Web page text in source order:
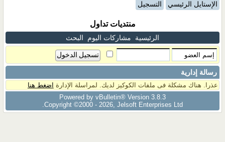
الإستايل الرئيسي التسجيل
منتديات تداول
الرئيسية مشاركات اليوم البحث
رسالة إدارية
عذرا. هناك مشكلة فى ملفات الكوكيز لديك. لمراسلة الإدارة اضغط هنا
Powered by vBulletin® Version 3.8.3
Copyright ©2000 - 2026, Jelsoft Enterprises Ltd.